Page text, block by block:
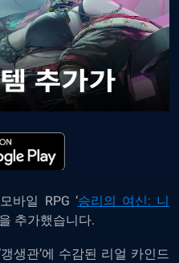
바일 RPG ‘승리의 여신: 니
추가했습니다.
생관’에 수감된 리얼 카인드